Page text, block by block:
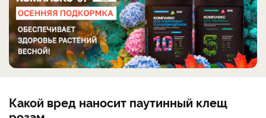
Какой вред наносит паутинный клещ